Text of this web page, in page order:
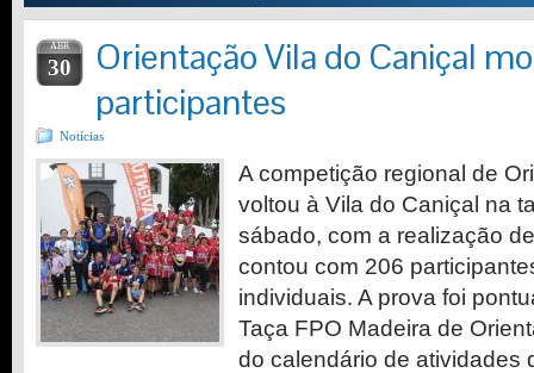
ABR
30
Orientação Vila do Caniçal
participantes
Notícias
A competição regional de
voltou à Vila do Caniçal na
sábado, com a realização
contou com 206
individuais. A prova foi
Taça FPO Madeira de
do calendário de atividades